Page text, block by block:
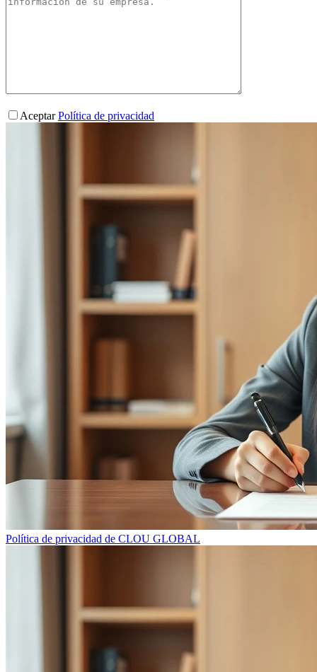
AceptarPolítica de privacidad
Política de privacidad de CLOU GLOBAL